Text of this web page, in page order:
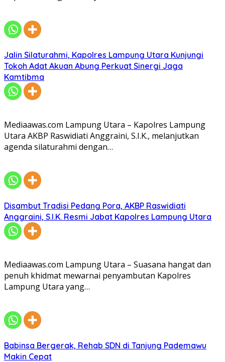
Jalin Silaturahmi, Kapolres Lampung Utara Kunjungi
Tokoh Adat Akuan Abung Perkuat Sinergi Jaga
Kamtibma
Mediaawas.com Lampung Utara – Kapolres Lampung
Utara AKBP Raswidiati Anggraini, S.I.K., melanjutkan
agenda silaturahmi dengan…
Disambut Tradisi Pedang Pora, AKBP Raswidiati
Anggraini, S.I.K. Resmi Jabat Kapolres Lampung Utara
Mediaawas.com Lampung Utara – Suasana hangat dan
penuh khidmat mewarnai penyambutan Kapolres
Lampung Utara yang…
Babinsa Bergerak, Rehab SDN di Tanjung Pademawu
Makin Cepat